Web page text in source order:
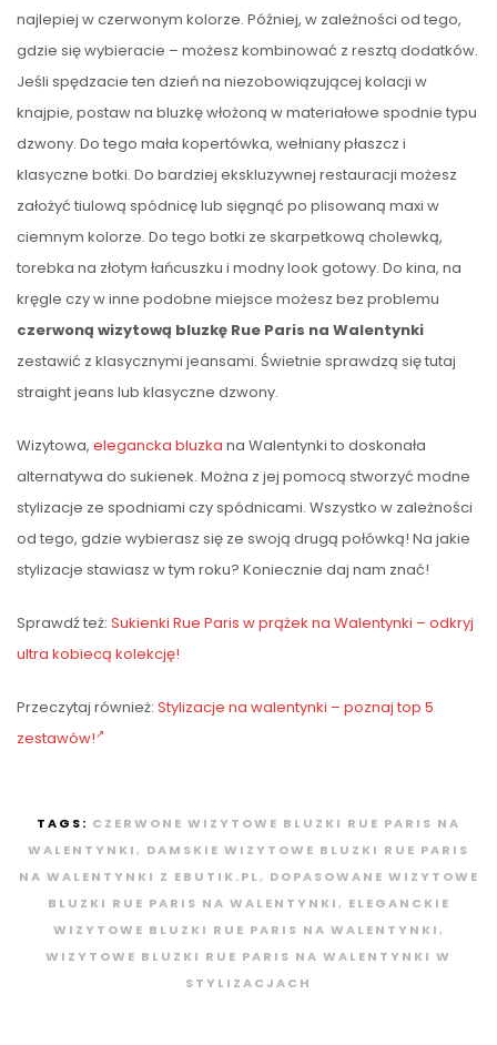
najlepiej w czerwonym kolorze. Później, w zależności od tego,
gdzie się wybieracie – możesz kombinować z resztą dodatków.
Jeśli spędzacie ten dzień na niezobowiązującej kolacji w
knajpie, postaw na bluzkę włożoną w materiałowe spodnie typu
dzwony. Do tego mała kopertówka, wełniany płaszcz i
klasyczne botki. Do bardziej ekskluzywnej restauracji możesz
założyć tiulową spódnicę lub sięgnąć po plisowaną maxi w
ciemnym kolorze. Do tego botki ze skarpetkową cholewką,
torebka na złotym łańcuszku i modny look gotowy. Do kina, na
kręgle czy w inne podobne miejsce możesz bez problemu
czerwoną wizytową bluzkę Rue Paris na Walentynki
zestawić z klasycznymi jeansami. Świetnie sprawdzą się tutaj
straight jeans lub klasyczne dzwony.
Wizytowa, elegancka bluzka na Walentynki to doskonała
alternatywa do sukienek. Można z jej pomocą stworzyć modne
stylizacje ze spodniami czy spódnicami. Wszystko w zależności
od tego, gdzie wybierasz się ze swoją drugą połówką! Na jakie
stylizacje stawiasz w tym roku? Koniecznie daj nam znać!
Sprawdź też: Sukienki Rue Paris w prążek na Walentynki – odkryj
ultra kobiecą kolekcję!
Przeczytaj również: Stylizacje na walentynki – poznaj top 5
zestawów!
TAGS: CZERWONE WIZYTOWE BLUZKI RUE PARIS NA
WALENTYNKI, DAMSKIE WIZYTOWE BLUZKI RUE PARIS
NA WALENTYNKI Z EBUTIK.PL, DOPASOWANE WIZYTOWE
BLUZKI RUE PARIS NA WALENTYNKI, ELEGANCKIE
WIZYTOWE BLUZKI RUE PARIS NA WALENTYNKI,
WIZYTOWE BLUZKI RUE PARIS NA WALENTYNKI W
STYLIZACJACH